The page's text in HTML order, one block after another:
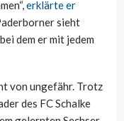
erklärte er
sieht
dem er mit jedem
von ungefähr. Trotz
des FC Schalke